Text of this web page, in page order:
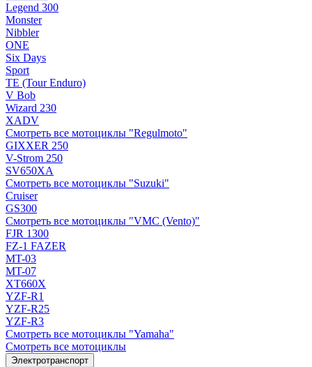
Legend 300
Monster
Nibbler
ONE
Six Days
Sport
TE (Tour Enduro)
V Bob
Wizard 230
XADV
Смотреть все мотоциклы "Regulmoto"
GIXXER 250
V-Strom 250
SV650XA
Смотреть все мотоциклы "Suzuki"
Cruiser
GS300
Смотреть все мотоциклы "VMC (Vento)"
FJR 1300
FZ-1 FAZER
MT-03
MT-07
XT660X
YZF-R1
YZF-R25
YZF-R3
Смотреть все мотоциклы "Yamaha"
Смотреть все мотоциклы
Электротранспорт